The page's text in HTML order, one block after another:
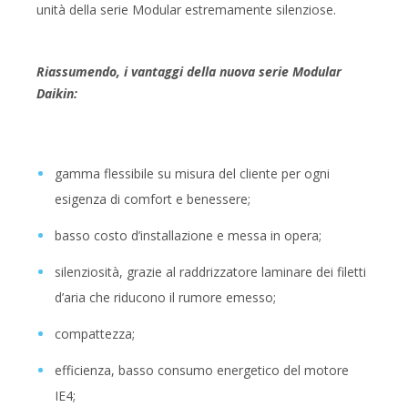
unità della serie Modular estremamente silenziose.
Riassumendo, i vantaggi della nuova serie Modular
Daikin:
gamma flessibile su misura del cliente per ogni
esigenza di comfort e benessere;
basso costo d’installazione e messa in opera;
silenziosità, grazie al raddrizzatore laminare dei filetti
d’aria che riducono il rumore emesso;
compattezza;
efficienza, basso consumo energetico del motore
IE4;